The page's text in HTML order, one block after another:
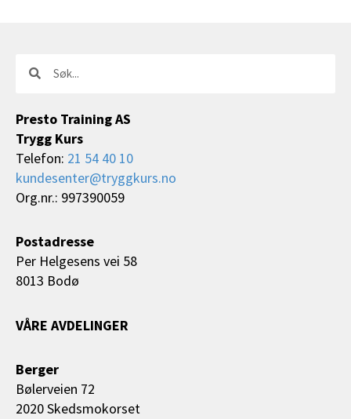
Søk
Presto Training AS
Trygg Kurs
Telefon: 21 54 40 10
kundesenter@tryggkurs.no
Org.nr.: 997390059
Postadresse
Per Helgesens vei 58
8013 Bodø
VÅRE AVDELINGER
Berger
Bølerveien 72
2020 Skedsmokorset